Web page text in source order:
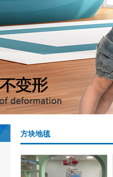
方块地毯